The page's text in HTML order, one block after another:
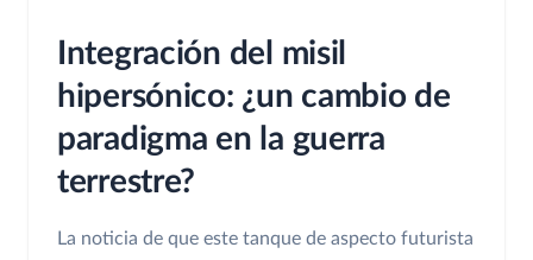
Integración del misil
hipersónico: ¿un cambio de
paradigma en la guerra
terrestre?
La noticia de que este tanque de aspecto futurista